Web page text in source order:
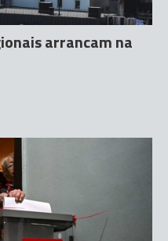
arrancam na